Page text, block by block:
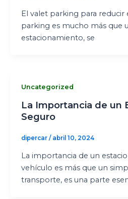
El valet parking para reducir
parking es mucho más que
estacionamiento, se
Uncategorized
La Importancia de un
Seguro
dipercar / abril 10, 2024
La importancia de un
vehículo es más que un
transporte, es una parte